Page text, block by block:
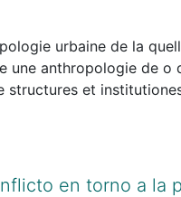
i afavorint-ne de
escletxa social més
urbaine de la
une anthropologie de o
et
se recontrer avec
tout une
uniquement
en torno a la